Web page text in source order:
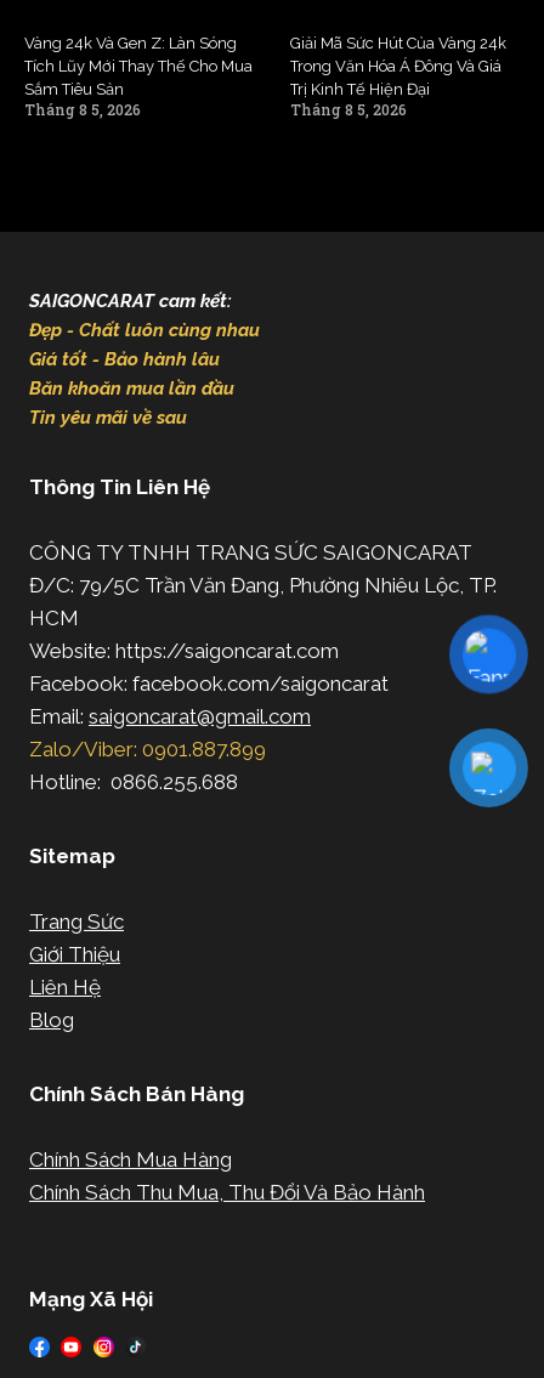
Vàng 24k Và Gen Z: Làn Sóng
Tích Lũy Mới Thay Thế Cho Mua
Sắm Tiêu Sản
Tháng 8 5, 2026
Giải Mã Sức Hút Của Vàng 24k
Trong Văn Hóa Á Đông Và Giá
Trị Kinh Tế Hiện Đại
Tháng 8 5, 2026
SAIGONCARAT cam kết:
Đẹp - Chất luôn cùng nhau
Giá tốt - Bảo hành lâu
Băn khoăn mua lần đầu
Tin yêu mãi về sau
Thông Tin Liên Hệ
CÔNG TY TNHH TRANG SỨC SAIGONCARAT
Đ/C: 79/5C Trần Văn Đang, Phường Nhiêu Lộc, TP.
HCM
Website: https://saigoncarat.com
Facebook: facebook.com/saigoncarat
Email: saigoncarat@gmail.com
Zalo/Viber: 0901.887.899
Hotline: 0866.255.688
Sitemap
Trang Sức
Giới Thiệu
Liên Hệ
Blog
Chính Sách Bán Hàng
Chính Sách Mua Hàng
Chính Sách Thu Mua, Thu Đổi Và Bảo Hành
Mạng Xã Hội